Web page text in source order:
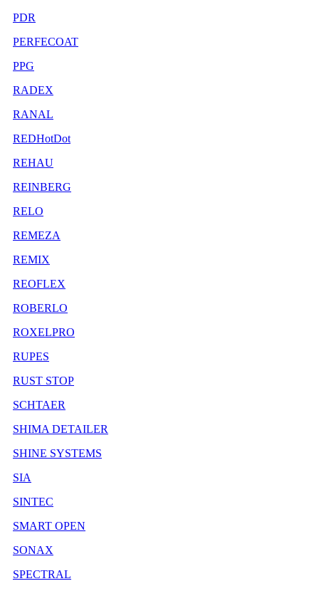
PDR
PERFECOAT
PPG
RADEX
RANAL
REDHotDot
REHAU
REINBERG
RELO
REMEZA
REMIX
REOFLEX
ROBERLO
ROXELPRO
RUPES
RUST STOP
SCHTAER
SHIMA DETAILER
SHINE SYSTEMS
SIA
SINTEC
SMART OPEN
SONAX
SPECTRAL